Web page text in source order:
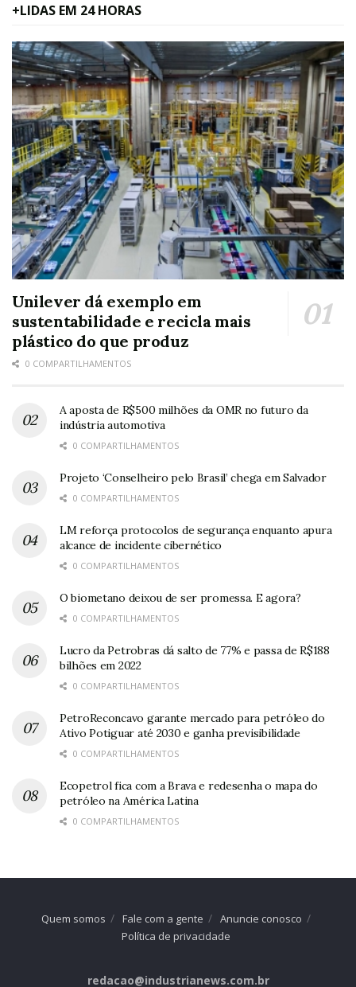
+LIDAS EM 24 HORAS
Unilever dá exemplo em
sustentabilidade e recicla mais
plástico do que produz
0 COMPARTILHAMENTOS
A aposta de R$500 milhões da OMR no futuro da
indústria automotiva
0 COMPARTILHAMENTOS
Projeto ‘Conselheiro pelo Brasil’ chega em Salvador
0 COMPARTILHAMENTOS
LM reforça protocolos de segurança enquanto apura
alcance de incidente cibernético
0 COMPARTILHAMENTOS
O biometano deixou de ser promessa. E agora?
0 COMPARTILHAMENTOS
Lucro da Petrobras dá salto de 77% e passa de R$188
bilhões em 2022
0 COMPARTILHAMENTOS
PetroReconcavo garante mercado para petróleo do
Ativo Potiguar até 2030 e ganha previsibilidade
0 COMPARTILHAMENTOS
Ecopetrol fica com a Brava e redesenha o mapa do
petróleo na América Latina
0 COMPARTILHAMENTOS
Quem somos Fale com a gente
Anuncie conosco
Política de privacidade
redacao@industrianews.com.br